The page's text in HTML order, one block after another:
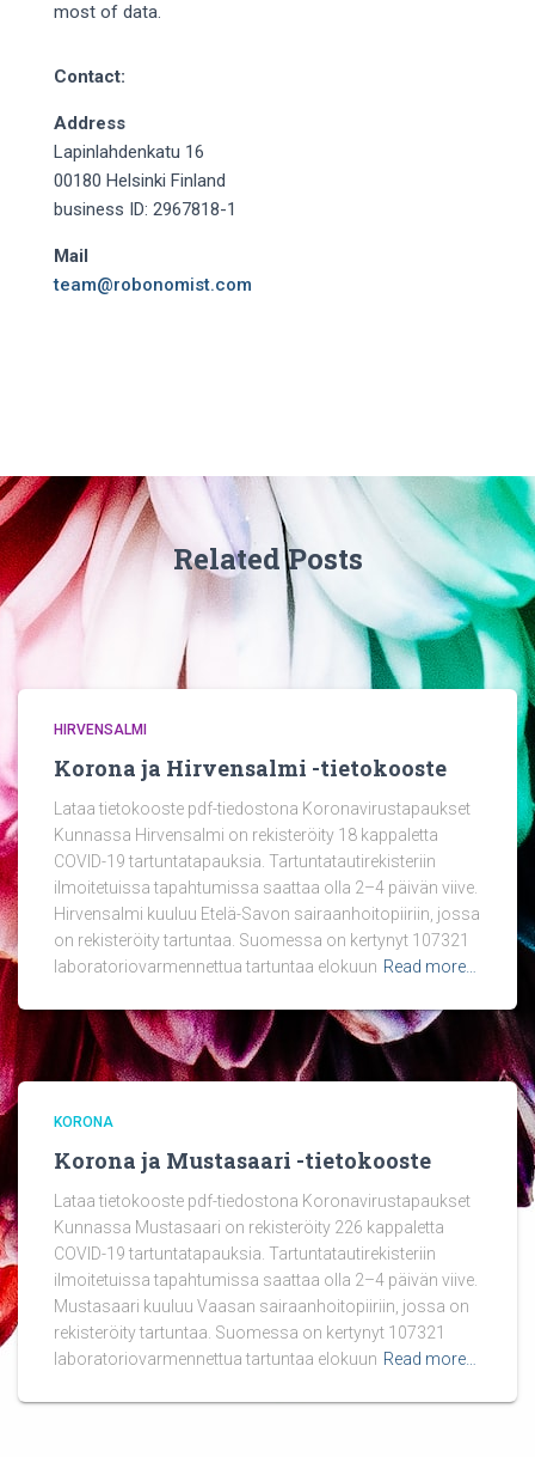
most of data.
Contact:
Address
Lapinlahdenkatu 16
00180 Helsinki Finland
business ID: 2967818-1
Mail
team@robonomist.com
Related Posts
HIRVENSALMI
Korona ja Hirvensalmi -tietokooste
Lataa tietokooste pdf-tiedostona Koronavirustapaukset
Kunnassa Hirvensalmi on rekisteröity 18 kappaletta
COVID-19 tartuntatapauksia. Tartuntatautirekisteriin
ilmoitetuissa tapahtumissa saattaa olla 2–4 päivän viive.
Hirvensalmi kuuluu Etelä-Savon sairaanhoitopiiriin, jossa
on rekisteröity tartuntaa. Suomessa on kertynyt 107321
laboratoriovarmennettua tartuntaa elokuun Read more…
KORONA
Korona ja Mustasaari -tietokooste
Lataa tietokooste pdf-tiedostona Koronavirustapaukset
Kunnassa Mustasaari on rekisteröity 226 kappaletta
COVID-19 tartuntatapauksia. Tartuntatautirekisteriin
ilmoitetuissa tapahtumissa saattaa olla 2–4 päivän viive.
Mustasaari kuuluu Vaasan sairaanhoitopiiriin, jossa on
rekisteröity tartuntaa. Suomessa on kertynyt 107321
laboratoriovarmennettua tartuntaa elokuun Read more…